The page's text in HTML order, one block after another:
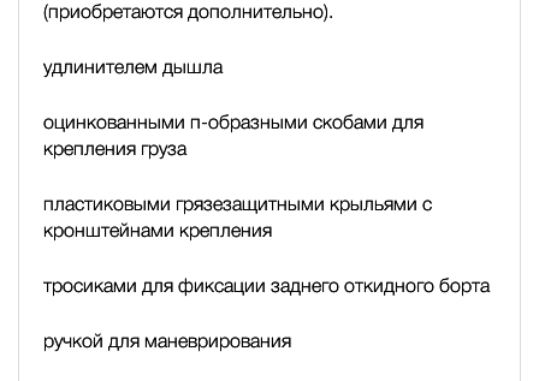
(приобретаются дополнительно).
удлинителем дышла
оцинкованными п-образными скобами для
крепления груза
пластиковыми грязезащитными крыльями с
кронштейнами крепления
тросиками для фиксации заднего откидного борта
ручкой для маневрирования